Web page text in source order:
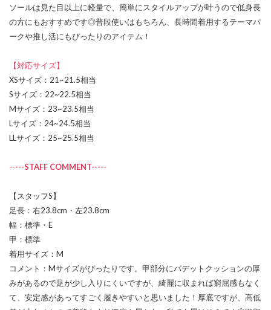
ソールは見た目以上に軽量で、簡単にスタイルアップが叶うので低身長
の方にもおすすめです◎普段使いはもちろん、長時間着用するテーマパ
ークや推し活にもぴったりのアイテム！
【対応サイズ】
XSサイズ：21~21.5相当
Sサイズ：22~22.5相当
Mサイズ：23~23.5相当
Lサイズ：24~24.5相当
LLサイズ：25~25.5相当
-----STAFF COMMENT-----
【スタッフS】
足長：右23.8cm・左23.8cm
幅：標準・E
甲：標準
着用サイズ：M
コメント：Mサイズがぴったりです。甲部分にパデットクッションの厚
みがあるので足が少し入りにくいですが、綺麗に収まれば窮屈感もなく
て、安定感があってすごく履きやすいと思いました！厚底ですが、高低